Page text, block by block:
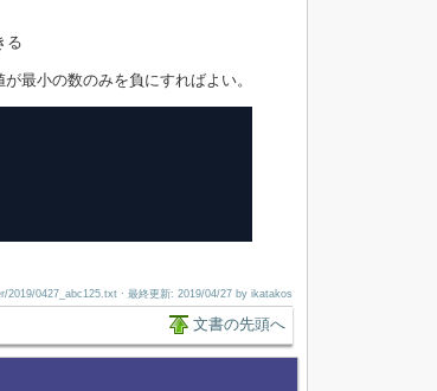
る
最小の数のみを負にすればよい。
2019/0427_abc125.txt · 最終更新:2019/04/27 byikatakos
文書の先頭へ